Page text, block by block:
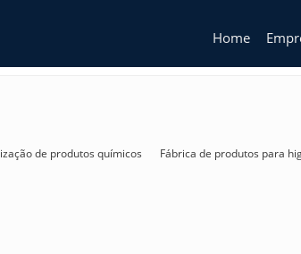
Home
de produtos químicos Fábrica de produtos para